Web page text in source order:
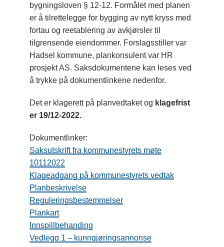
bygningsloven § 12-12. Formålet med planen
er å tilrettelegge for bygging av nytt kryss med
fortau og reetablering av avkjørsler til
tilgrensende eiendommer. Forslagsstiller var
Hadsel kommune, plankonsulent var HR
prosjekt AS. Saksdokumentene kan leses ved
å trykke på dokumentlinkene nedenfor.
Det er klagerett på planvedtaket og klagefrist
er 19/12-2022.
Dokumentlinker:
Saksutskrift fra kommunestyrets møte
10112022
Klageadgang på kommunestyrets vedtak
Planbeskrivelse
Reguleringsbestemmelser
Plankart
Innspillbehanding
Vedlegg 1 – kunngjøringsannonse